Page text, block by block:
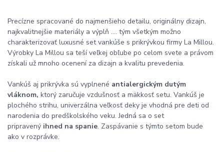
Precízne spracované do najmenšieho detailu, originálny dizajn,
najkvalitnejšie materiály a výplň .... tým všetkým možno
charakterizovať luxusné set vankúše s prikrývkou firmy La Millou.
Výrobky La Millou sa teší veľkej obľube po celom svete a právom
získali už mnoho ocenení za dizajn a kvalitu prevedenia.
Vankúš aj prikrývka sú vyplnené antialergickým dutým
vláknom, ktorý zaručuje vzdušnosť a mäkkosť setu. Vankúš je
plochého strihu, univerzálna veľkosť deky je vhodná pre deti od
narodenia do predškolského veku. Jedná sa o set
pripravený ihned na spanie. Zaspávanie s týmto setom bude
ako v rozprávke.